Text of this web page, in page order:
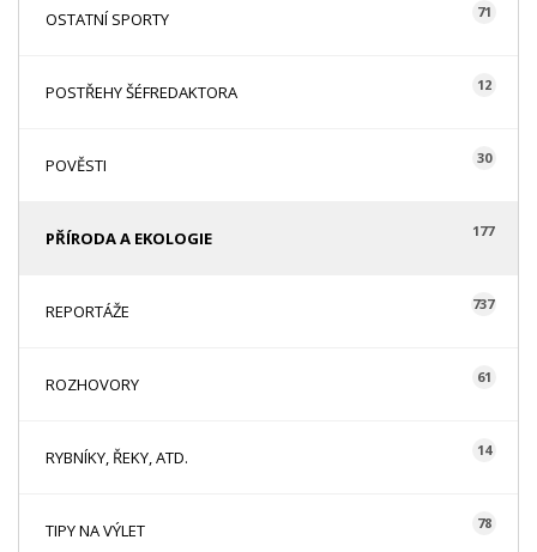
OSTATNÍ SPORTY 71
POSTŘEHY ŠÉFREDAKTORA 12
POVĚSTI 30
PŘÍRODA A EKOLOGIE 177
REPORTÁŽE 737
ROZHOVORY 61
RYBNÍKY, ŘEKY, ATD. 14
TIPY NA VÝLET 78